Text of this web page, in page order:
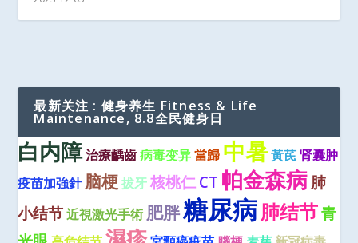
最新关注 : 健身养生 Fitness & Life
Maintenance, 8.8全民健身日
白内障治療齲齒 病毒变异 當歸 中暑 黃芪 肾囊肿
疫苗加強針 脑梗 拔牙 核桃仁CT 帕金森病肺
小结节 近視激光手術 肥胖糖尿病肺结节青